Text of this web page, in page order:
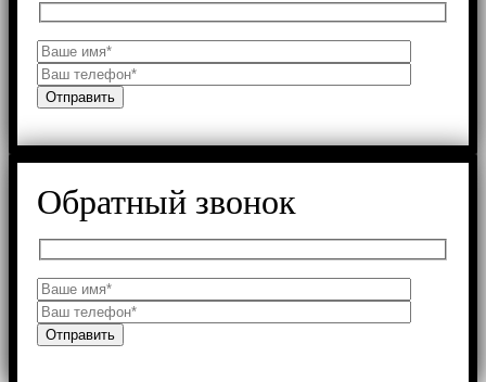
Обратный звонок